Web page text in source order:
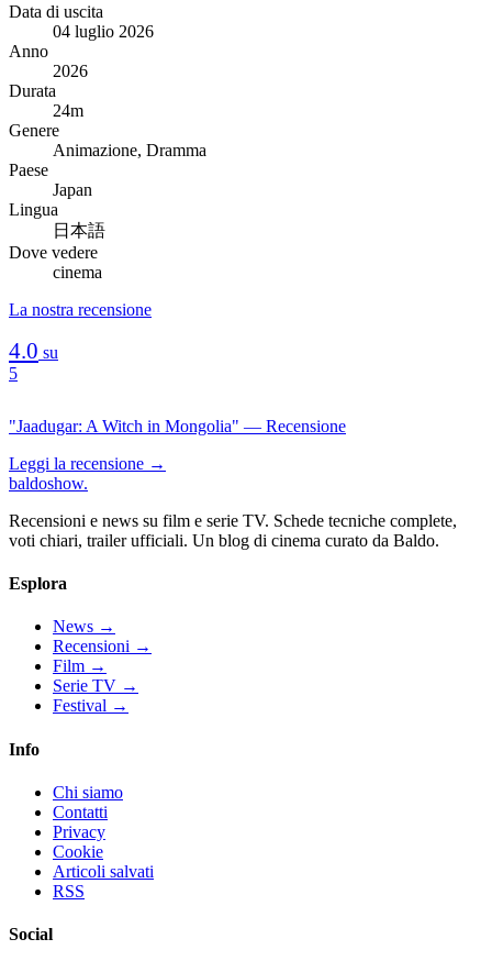
Data di uscita
04 luglio 2026
Anno
2026
Durata
24m
Genere
Animazione, Dramma
Paese
Japan
Lingua
日本語
Dove vedere
cinema
La nostra recensione
4.0 su
5
"Jaadugar: A Witch in Mongolia" — Recensione
Leggi la recensione →
baldoshow.
Recensioni e news su film e serie TV. Schede tecniche complete,
voti chiari, trailer ufficiali. Un blog di cinema curato da Baldo.
Esplora
News →
Recensioni →
Film →
Serie TV →
Festival →
Info
Chi siamo
Contatti
Privacy
Cookie
Articoli salvati
RSS
Social